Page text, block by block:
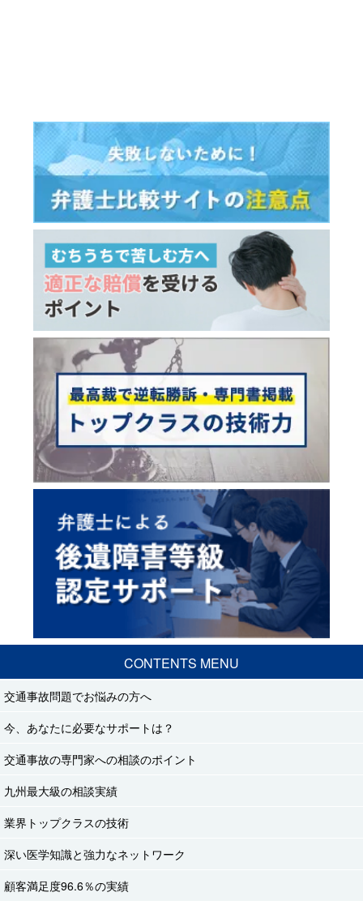
CONTENTS MENU
交通事故問題でお悩みの方へ
今、あなたに必要なサポートは？
交通事故の専門家への相談のポイント
九州最大級の相談実績
業界トップクラスの技術
深い医学知識と強力なネットワーク
顧客満足度96.6％の実績